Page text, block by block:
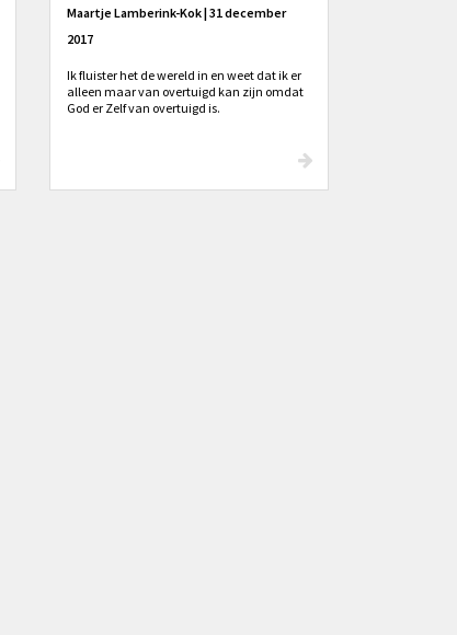
Maartje Lamberink-Kok | 31 december
2017
Ik fluister het de wereld in en weet dat ik er
alleen maar van overtuigd kan zijn omdat
God er Zelf van overtuigd is.